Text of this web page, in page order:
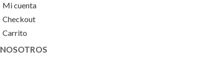
Mi cuenta
Checkout
Carrito
NOSOTROS